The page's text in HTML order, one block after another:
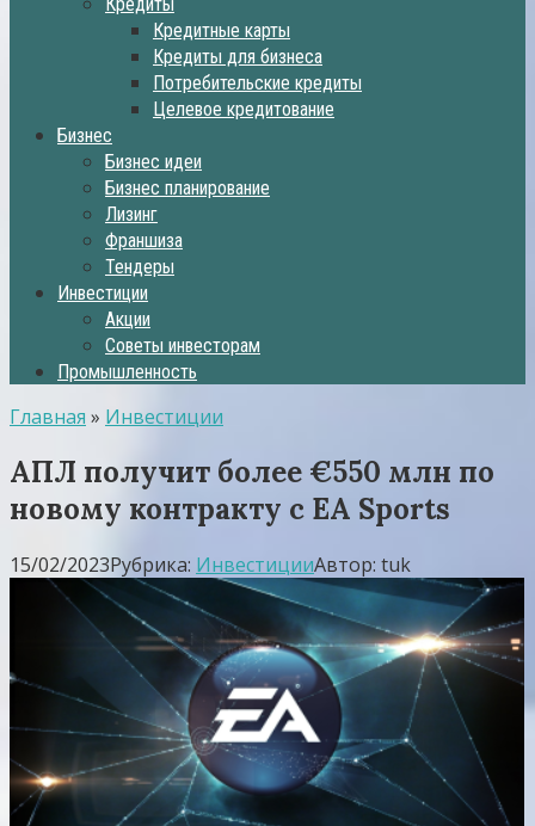
Кредитные карты
Кредиты для бизнеса
Потребительские кредиты
Целевое кредитование
Бизнес
Бизнес идеи
Бизнес планирование
Лизинг
Франшиза
Тендеры
Инвестиции
Акции
Советы инвесторам
Промышленность
Главная » Инвестиции
АПЛ получит более €550 млн по
новому контракту с EA Sports
15/02/2023Рубрика: ИнвестицииАвтор: tuk